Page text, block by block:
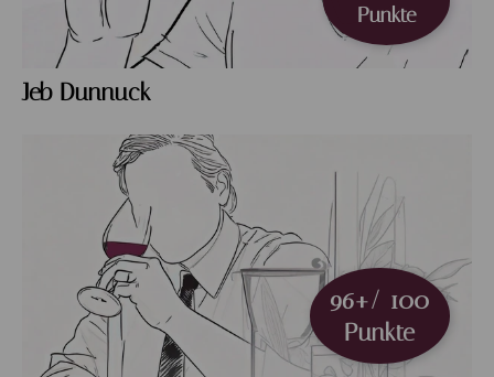
Punkte
Jeb Dunnuck
96+/ 100
Punkte